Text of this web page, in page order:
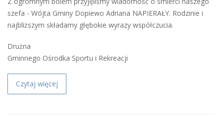
szefa - Wójta Gminy Dopiewo Adriana NAPIERAŁY. Rodzinie i
najbliższym składamy głębokie wyrazy współczucia.
Drużna
Gminnego Ośrodka Sportu i Rekreacji
Czytaj więcej